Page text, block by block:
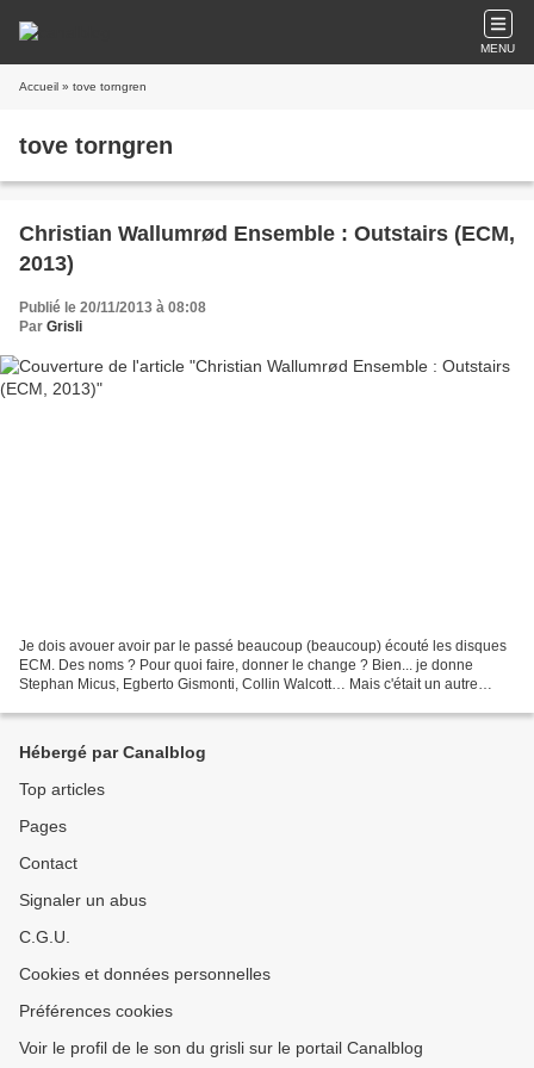
MENU
Accueil » tove torngren
tove torngren
Christian Wallumrød Ensemble : Outstairs (ECM,
2013)
Publié le 20/11/2013 à 08:08
Par Grisli
Je dois avouer avoir par le passé beaucoup (beaucoup) écouté les disques
ECM. Des noms ? Pour quoi faire, donner le change ? Bien... je donne
Stephan Micus, Egberto Gismonti, Collin Walcott… Mais c'était un autre
Hébergé par Canalblog
Top articles
Pages
Contact
Signaler un abus
C.G.U.
Cookies et données personnelles
Préférences cookies
Voir le profil de le son du grisli sur le portail Canalblog